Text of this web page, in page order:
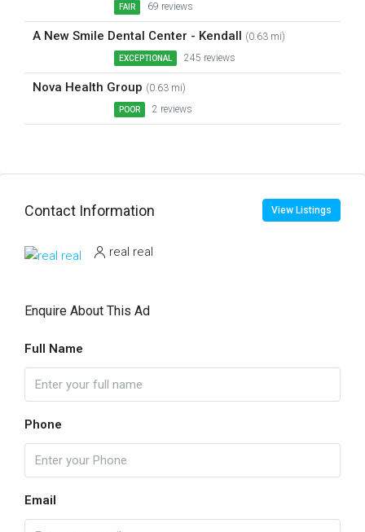
FAIR 69 reviews
A New Smile Dental Center - Kendall (0.63 mi)
EXCEPTIONAL 245 reviews
Nova Health Group (0.63 mi)
POOR 2 reviews
Contact Information View Listings
real real
Enquire About This Ad
Full Name
Phone
Email